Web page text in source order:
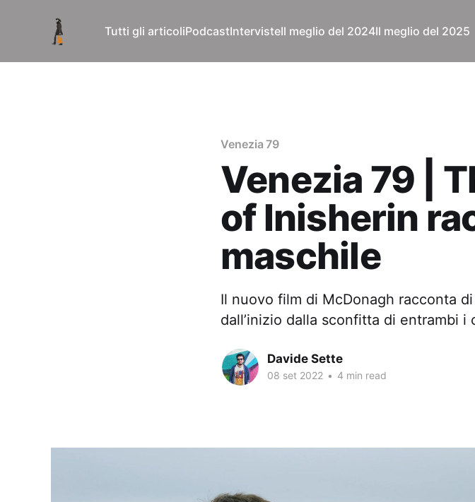
Tutti gli articoliPodcastIntervisteIl meglio del 2024Il meglio del 2025
Venezia 79
Venezia 79 |
of Inisherin
maschile
Il nuovo film di McDonagh racconta
dall’inizio dalla sconfitta di entrambi i
Davide Sette
08 set 2022 • 4 min read